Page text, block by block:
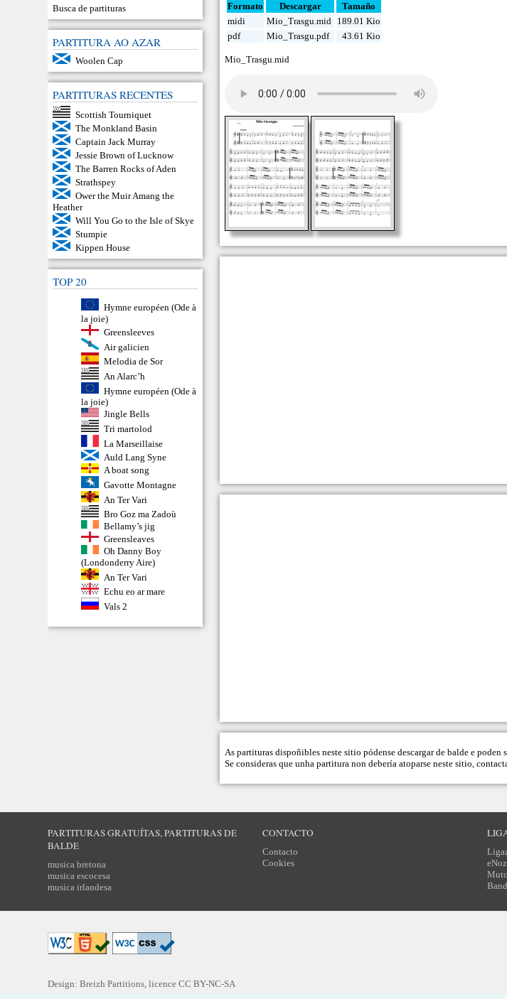
Busca de partituras
PARTITURA AO AZAR
Woolen Cap
PARTITURAS RECENTES
Scottish Tourniquet
The Monkland Basin
Captain Jack Murray
Jessie Brown of Lucknow
The Barren Rocks of Aden
Strathspey
Ower the Muir Amang the
Heather
Will You Go to the Isle of Skye
Stumpie
Kippen House
TOP 20
Hymne européen (Ode à
la joie)
Greensleeves
Air galicien
Melodia de Sor
An Alarc’h
Hymne européen (Ode à
la joie)
Jingle Bells
Tri martolod
La Marseillaise
Auld Lang Syne
A boat song
Gavotte Montagne
An Ter Vari
Bro Goz ma Zadoù
Bellamy’s jig
Greensleaves
Oh Danny Boy
(Londonderry Aire)
An Ter Vari
Echu eo ar mare
Vals 2
Formato Descargar
Tamaño
midi
Mio_Trasgu.mid 189.01 Kio
pdf
Mio_Trasgu.pdf 43.61 Kio
Mio_Trasgu.mid
As partituras dispoñibles neste sitio pódense descargar de balde e poden
Se consideras que unha partitura non debería atoparse neste sitio,
PARTITURAS GRATUÍTAS, PARTITURAS DE
BALDE
musica bretona
musica escocesa
musica irlandesa
CONTACTO
Contacto
Cookies
eNoz
Design: Breizh Partitions, licenceCC BY-NC-SA